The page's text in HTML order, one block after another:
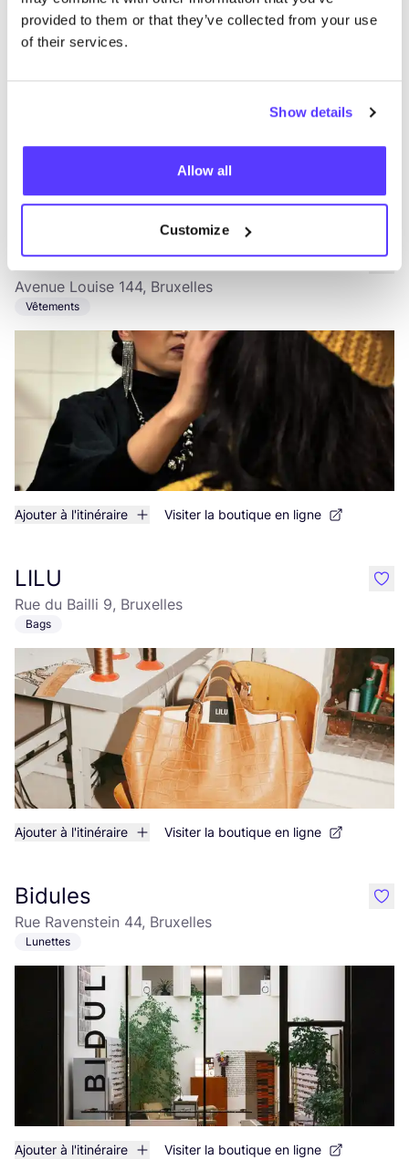
provided to them or that they’ve collected from your use
of their services.
Show details
Allow all
Customize
Ajouter à l'itinéraire Visiter la boutique en ligne
ADN Street
Avenue Louise 144, Bruxelles
Vêtements
Ajouter à l'itinéraire Visiter la boutique en ligne
like
LILU
Rue du Bailli 9, Bruxelles
Bags
Ajouter à l'itinéraire Visiter la boutique en ligne
like
Bidules
Rue Ravenstein 44, Bruxelles
Lunettes
Ajouter à l'itinéraire Visiter la boutique en ligne
like